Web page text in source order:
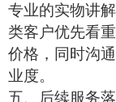
专业的实物讲
类客户优先看
价格，同时沟
业度。
五、后续服务